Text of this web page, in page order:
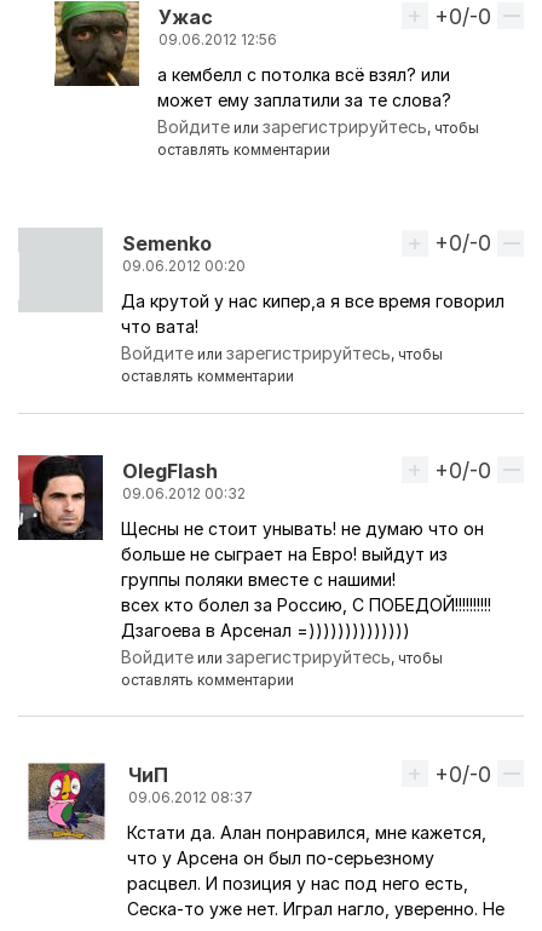
Ужас
09.06.2012 12:56
Ответ на комментарий пользователя
Вверх
+0/-0
а кембелл с потолка всё взял? или
может ему заплатили за те слова?
Войдите илизарегистрируйтесь, чтобы
оставлять комментарии
Semenko
09.06.2012 00:20
Вверх
+0/-0
Да крутой у нас кипер,а я все время говорил
что вата!
Войдите илизарегистрируйтесь, чтобы
оставлять комментарии
OlegFlash
09.06.2012 00:32
Вверх
+0/-0
Щесны не стоит унывать! не думаю что он
больше не сыграет на Евро! выйдут из
группы поляки вместе с нашими!
всех кто болел за Россию, С ПОБЕДОЙ!!!!!!!!!!
Дзагоева в Арсенал =))))))))))))))
Войдите илизарегистрируйтесь, чтобы
оставлять комментарии
ЧиП
09.06.2012 08:37
Ответ на комментарий пользователяOlegFlash
Вверх
+0/-0
Кстати да. Алан понравился, мне кажется,
что у Арсена он был по-серьезному
расцвел. И позиция у нас под него есть,
Сеска-то уже нет. Играл нагло, уверенно. Не